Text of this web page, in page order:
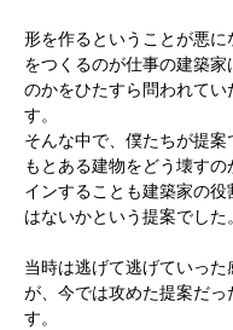
形を作るということが悪
をつくるのが仕事の建築
のかをひたすら問われてい
す。
そんな中で、僕たちが提案
もとある建物をどう壊す
インすることも建築家の
はないかという提案でした。
当時は逃げて逃げていっ
が、今では攻めた提案だっ
す。